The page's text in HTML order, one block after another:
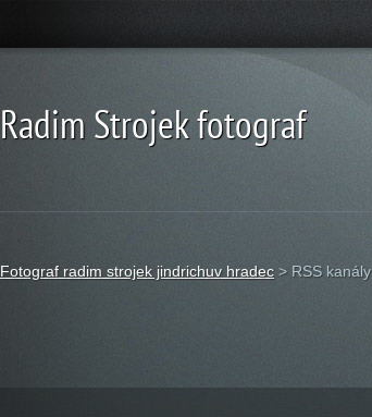
Radim Strojek fotograf
Fotograf radim strojek jindrichuv hradec > RSS kanály